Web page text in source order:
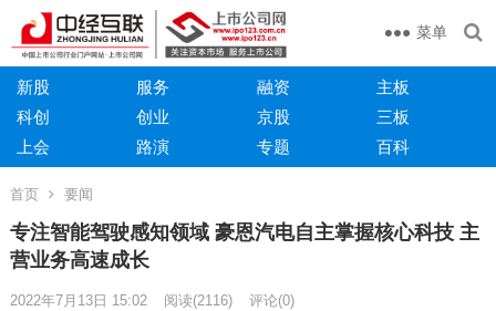
菜单
新股 服务 融资
主板
科创
创业 京股
三板
上会
路演 专题 百科
首页 要闻
专注智能驾驶感知领域 豪恩汽电自主掌握核心科技 主
营业务高速成长
2022年7月13日 15:02 阅读(2116) 评论(0)